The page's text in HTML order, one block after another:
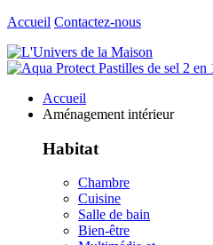
Accueil Contactez-nous
Accueil
Aménagement intérieur
Habitat
Chambre
Cuisine
Salle de bain
Bien-être